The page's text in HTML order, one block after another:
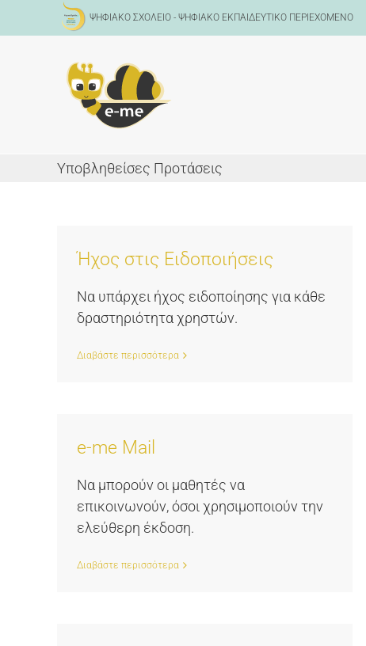
Μετάβαση
ΨΗΦΙΑΚΟ ΣΧΟΛΕΙΟ - ΨΗΦΙΑΚΟ ΕΚΠΑΙΔΕΥΤΙΚΟ ΠΕΡΙΕΧΟΜΕΝΟ
Υποβληθείσες Προτάσεις
Ήχος στις Ειδοποιήσεις
Να υπάρχει ήχος ειδοποίησης για κάθε
δραστηριότητα χρηστών.
Διαβάστε περισσότερα
e-me Mail
Να μπορούν οι μαθητές να
επικοινωνούν, όσοι χρησιμοποιούν την
ελεύθερη έκδοση.
Διαβάστε περισσότερα